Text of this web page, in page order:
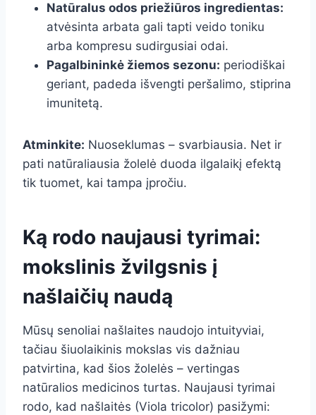
Natūralus odos priežiūros ingredientas:
atvėsinta arbata gali tapti veido toniku
arba kompresu sudirgusiai odai.
Pagalbininkė žiemos sezonu: periodiškai
geriant, padeda išvengti peršalimo, stiprina
imunitetą.
Atminkite: Nuoseklumas – svarbiausia. Net ir
pati natūraliausia žolelė duoda ilgalaikį efektą
tik tuomet, kai tampa įpročiu.
Ką rodo naujausi tyrimai:
mokslinis žvilgsnis į
našlaičių naudą
Mūsų senoliai našlaites naudojo intuityviai,
tačiau šiuolaikinis mokslas vis dažniau
patvirtina, kad šios žolelės – vertingas
natūralios medicinos turtas. Naujausi tyrimai
rodo, kad našlaitės (Viola tricolor) pasižymi: